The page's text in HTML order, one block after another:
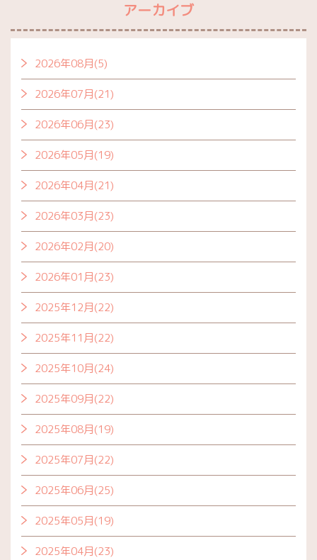
アーカイブ
2026年08月(5)
2026年07月(21)
2026年06月(23)
2026年05月(19)
2026年04月(21)
2026年03月(23)
2026年02月(20)
2026年01月(23)
2025年12月(22)
2025年11月(22)
2025年10月(24)
2025年09月(22)
2025年08月(19)
2025年07月(22)
2025年06月(25)
2025年05月(19)
2025年04月(23)